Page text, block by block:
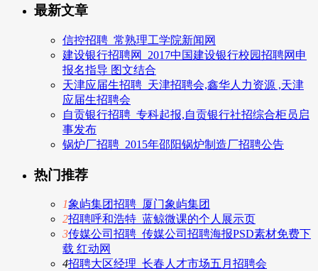
最新文章
信控招聘_常熟理工学院新闻网
建设银行招聘网_2017中国建设银行校园招聘网申
报名指导 图文结合
天津应届生招聘_天津招聘会,鑫华人力资源 ,天津
应届生招聘会
自贡银行招聘_专科起报,自贡银行社招综合柜员启
事发布
锅炉厂招聘_2015年邵阳锅炉制造厂招聘公告
热门推荐
1象屿集团招聘_厦门象屿集团
2招聘呼和浩特_蓝鲸微课的个人展示页
3传媒公司招聘_传媒公司招聘海报PSD素材免费下
载 红动网
4招聘大区经理_长春人才市场五月招聘会